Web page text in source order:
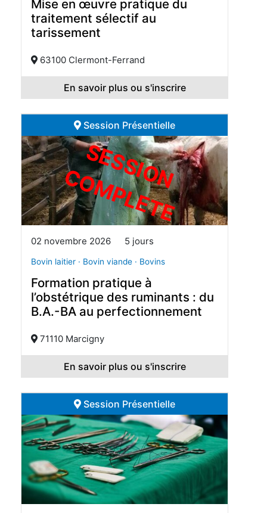
Mise en œuvre pratique du
traitement sélectif au
tarissement
63100 Clermont-Ferrand
En savoir plus ou s'inscrire
Session Présentielle
S
E
S
S
I
O
N C
O
M
P
L
E
T
E
02 novembre 2026 5 jours
Bovin laitier · Bovin viande · Bovins
Formation pratique à
l’obstétrique des ruminants : du
B.A.-BA au perfectionnement
71110 Marcigny
En savoir plus ou s'inscrire
Session Présentielle